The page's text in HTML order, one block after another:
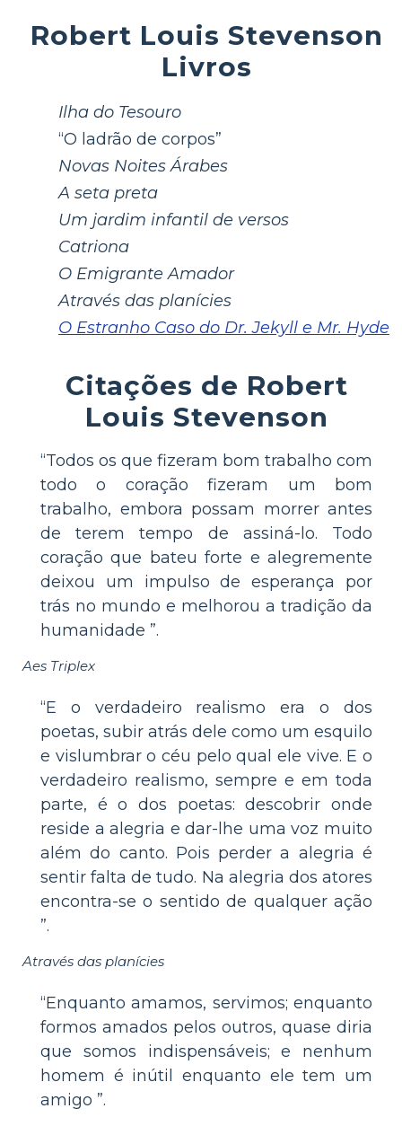
Robert Louis Stevenson
Livros
Ilha do Tesouro
“O ladrão de corpos”
Novas Noites Árabes
A seta preta
Um jardim infantil de versos
Catriona
O Emigrante Amador
Através das planícies
O Estranho Caso do Dr. Jekyll e Mr. Hyde
Citações de Robert
Louis Stevenson
“Todos os que fizeram bom trabalho com
todo o coração fizeram um bom
trabalho, embora possam morrer antes
de terem tempo de assiná-lo. Todo
coração que bateu forte e alegremente
deixou um impulso de esperança por
trás no mundo e melhorou a tradição da
humanidade ”.
Aes Triplex
“E o verdadeiro realismo era o dos
poetas, subir atrás dele como um esquilo
e vislumbrar o céu pelo qual ele vive. E o
verdadeiro realismo, sempre e em toda
parte, é o dos poetas: descobrir onde
reside a alegria e dar-lhe uma voz muito
além do canto. Pois perder a alegria é
sentir falta de tudo. Na alegria dos atores
encontra-se o sentido de qualquer ação
”.
Através das planícies
“Enquanto amamos, servimos; enquanto
formos amados pelos outros, quase diria
que somos indispensáveis; e nenhum
homem é inútil enquanto ele tem um
amigo ”.